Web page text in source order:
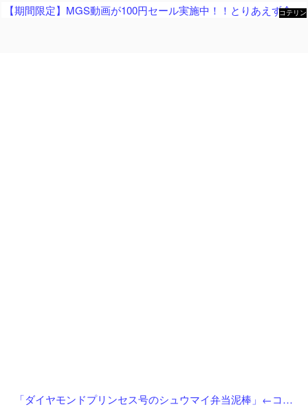
【期間限定】MGS動画が100円セール実施中！！とりあえず全部買うやろｗｗｗｗｗ
コテリン
「ダイヤモンドプリンセス号のシュウマイ弁当泥棒」←コイツの正体